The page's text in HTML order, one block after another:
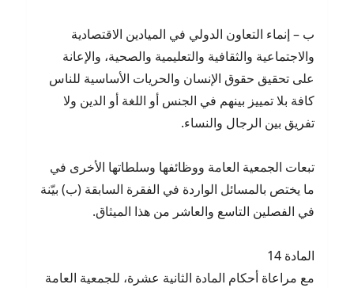
ب – إنماء التعاون الدولي في الميادين الاقتصادية
والاجتماعية والثقافية والتعليمية والصحية، والإعانة
على تحقيق حقوق الإنسان والحريات الأساسية للناس
كافة بلا تمييز بينهم في الجنس أو اللغة أو الدين ولا
تفريق بين الرجال والنساء.
تبعات الجمعية العامة ووظائفها وسلطاتها الأخرى في
ما يختص بالمسائل الواردة في الفقرة السابقة (ب) بيّنة
في الفصلين التاسع والعاشر من هذا الميثاق.
المادة 14
مع مراعاة أحكام المادة الثانية عشرة، للجمعية العامة